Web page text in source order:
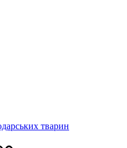
тварин